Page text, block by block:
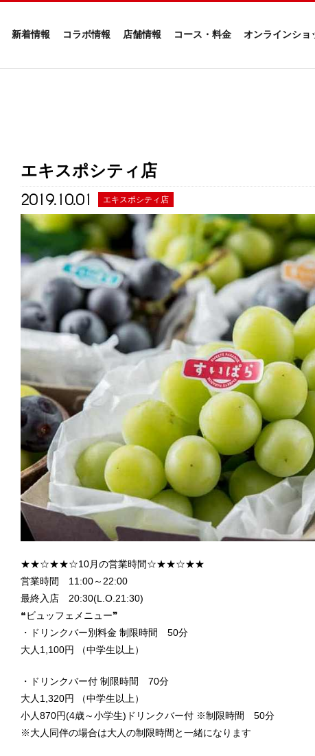
新着情報 コラボ情報 店舗情報 コース・料金 オンラインショ
エキスポシティ店
2019.10.01 エキスポシティ店
★★☆★★☆10月の営業時間☆★★☆★★
営業時間 11:00～22:00
最終入店 20:30(L.O.21:30)
❝ビュッフェメニュー❞
・ドリンクバー別料金 制限時間 50分
大人1,100円 （中学生以上）
・ドリンクバー付 制限時間 70分
大人1,320円 （中学生以上）
小人870円(4歳～小学生)ドリンクバー付 ※制限時間 50分
※大人同伴の場合は大人の制限時間と一緒になります